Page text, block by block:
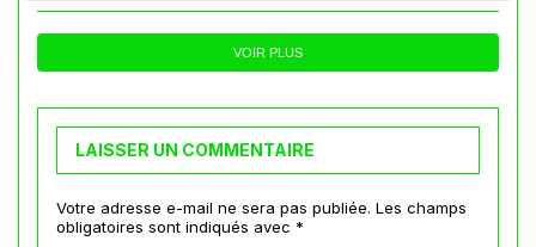
VOIR PLUS
LAISSER UN COMMENTAIRE
Votre adresse e-mail ne sera pas publiée. Les champs
obligatoires sont indiqués avec *